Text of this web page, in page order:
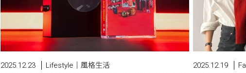
2025.12.23 Lifestyle｜風格生活 2025.12.19